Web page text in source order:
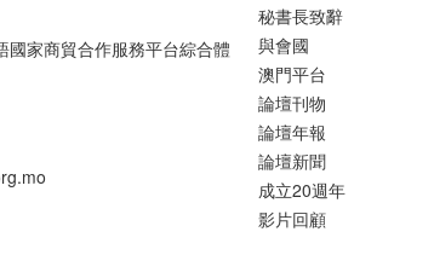
國家商貿合作服務平台綜合體
秘書長致辭
與會國
澳門平台
論壇刊物
論壇年報
論壇新聞
成立20週年
影片回顧